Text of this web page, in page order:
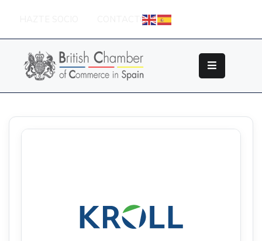
CONTACTO
Sobre
British
Chamber
Socios